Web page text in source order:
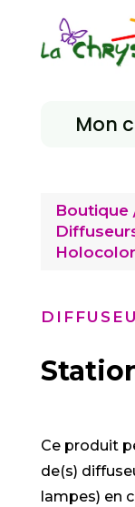
Mon
Boutique
Holocolor
Ce produit
de(s)
lampes) en